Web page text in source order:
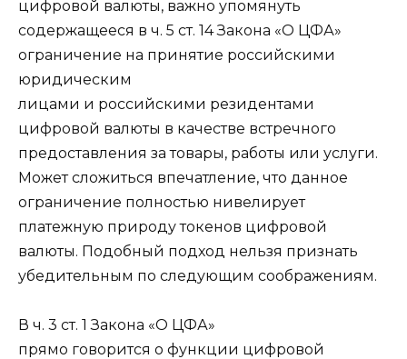
цифровой валюты, важно упомянуть
содержащееся в ч. 5 ст. 14 Закона «О ЦФА»
ограничение на принятие российскими
юридическим
лицами и российскими резидентами
цифровой валюты в качестве встречного
предоставления за товары, работы или услуги.
Может сложиться впечатление, что данное
ограничение полностью нивелирует
платежную природу токенов цифровой
валюты. Подобный подход нельзя признать
убедительным по следующим соображениям.
В ч. 3 ст. 1 Закона «О ЦФА»
прямо говорится о функции цифровой